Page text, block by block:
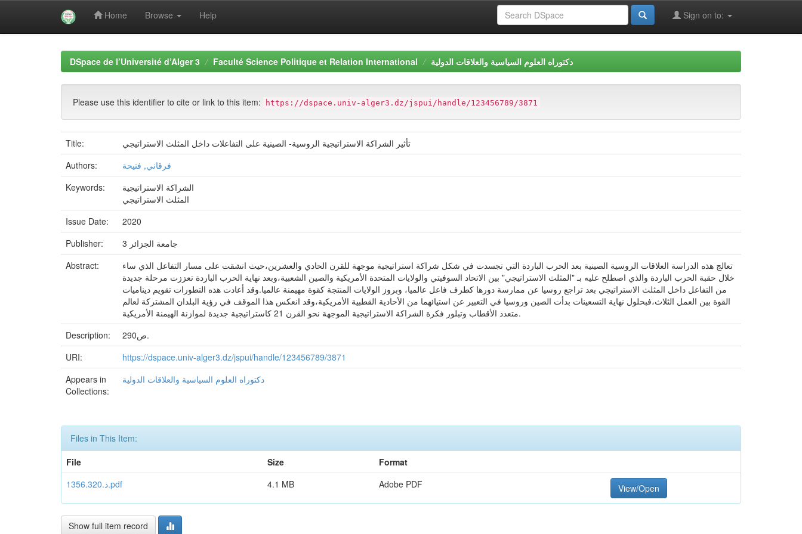
Home Browse Help Sign on to:
DSpace de l’Université d’Alger 3 Faculté Science Politique et Relation International دكتوراه العلوم السياسية والعلاقات الدولية
Please use this identifier to cite or link to this item: https://dspace.univ-alger3.dz/jspui/handle/123456789/3871
Title:
تأثير الشراكة الاستراتيجية الروسية- الصينية على التفاعلات داخل المثلث الاستراتيجي
Authors:
فرقاني, فتيحة
Keywords:
الشراكة الاستراتيجية
المثلث الاستراتيجي
Issue Date:
2020
Publisher:
جامعة الجزائر 3
Abstract:
تعالج هذه الدراسة العلاقات الروسية الصينية بعد الحرب الباردة التي تجسدت في شكل شراكة استراتيجية موجهة للقرن الحادي والعشرين،حيث انشقت على مسار التفاعل الذي ساء
خلال حقبة الحرب الباردة والذي اصطلح عليه بـ "المثلث الاستراتيجي" بين الاتحاد السوفيتي والولايات المتحدة الأمريكية والصين الشعبية،وبعد نهاية الحرب الباردة تعززت مرحلة جديدة
من التفاعل داخل المثلث الاستراتيجي بعد تراجع روسيا عن ممارسة دورها كطرف فاعل عالميا، وبروز الولايات المنتجة كقوة مهيمنة عالميا.وقد أعادت هذه التطورات تقويم ديناميات
القوة بين العمل الثلاث،فبحلول نهاية التسعينات بدأت الصين وروسيا في التعبير عن استيائهما من الأحادية القطبية الأمريكية،وقد انعكس هذا الموقف في رؤية البلدان المشتركة لعالم
متعدد الأقطاب وتبلور فكرة الشراكة الاستراتيجية الموجهة نحو القرن 21 كاستراتيجية جديدة لموازنة الهيمنة الأمريكية.
Description:
290ص.
URI:
https://dspace.univ-alger3.dz/jspui/handle/123456789/3871
Appears in
Collections:
دكتوراه العلوم السياسية والعلاقات الدولية
Files in This Item:
File
Size
Format
د.1356.320.pdf
4.1 MB Adobe PDF View/Open
Show full item record